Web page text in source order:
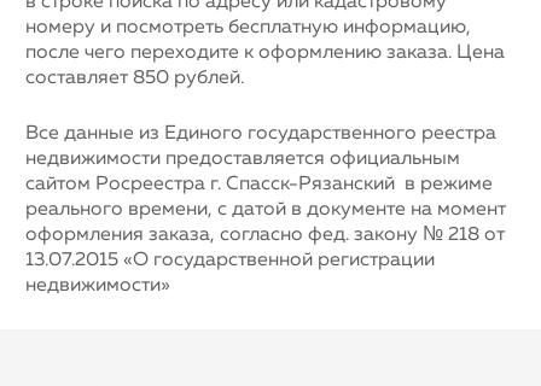
номеру и посмотреть бесплатную информацию,
после чего переходите к оформлению заказа. Цена
составляет 850 рублей.
Все данные из Единого государственного реестра
недвижимости предоставляется официальным
сайтом Росреестра г. Спасск-Рязанский в режиме
реального времени, с датой в документе на момент
оформления заказа, согласно фед. закону № 218 от
13.07.2015 «О государственной регистрации
недвижимости»